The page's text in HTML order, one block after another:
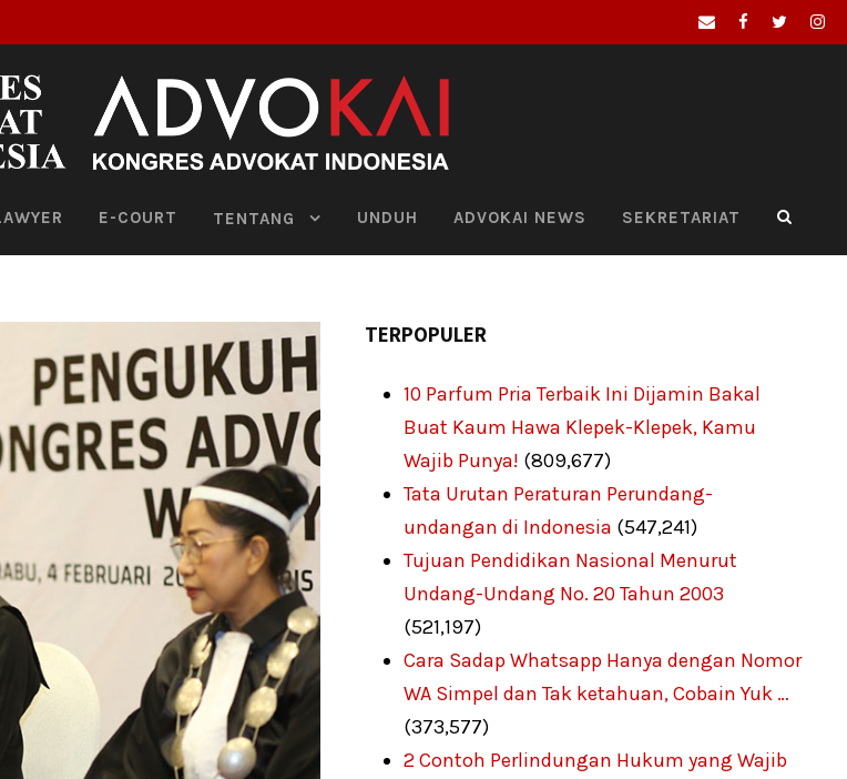
E-COURT TENTANG UNDUH ADVOKAI NEWS SEKRETARIAT
TERPOPULER
10 Parfum Pria Terbaik Ini Dijamin Bakal
Buat Kaum Hawa Klepek-Klepek, Kamu
Wajib Punya! (809,677)
Tata Urutan Peraturan Perundang-
undangan di Indonesia (547,241)
Tujuan Pendidikan Nasional Menurut
Undang-Undang No. 20 Tahun 2003
(521,197)
Cara Sadap Whatsapp Hanya dengan Nomor
WA Simpel dan Tak ketahuan, Cobain Yuk …
(373,577)
2 Contoh Perlindungan Hukum yang Wajib